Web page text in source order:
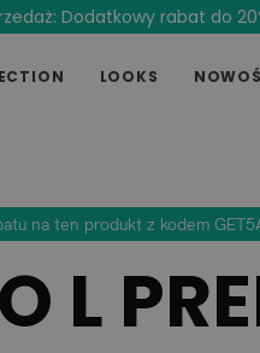
Dodatkowy rabat do
LOOKS
na ten produkt z kodem
L